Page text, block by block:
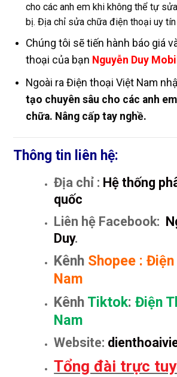
cho các anh em khi không thể tự
bị. Địa chỉ sửa chữa điện thoại uy
Chúng tôi sẽ tiến hành báo giá
thoại của bạn Nguyễn Duy
Ngoài ra Điện thoại Việt Nam
tạo chuyên sâu cho các anh
chữa. Nâng cấp tay nghề.
Thông tin liên hệ:
Địa chỉ : Hệ thống
quốc
Liên hệ Facebook:
Duy.
Kênh Shopee :Điện
Nam
Kênh Tiktok:Điện
Nam
Website:
Tổng đài trực